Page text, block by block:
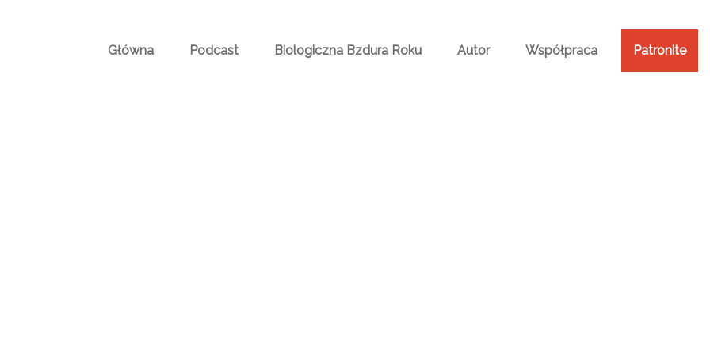
Główna Podcast Biologiczna Bzdura Roku Autor Współpraca Patronite